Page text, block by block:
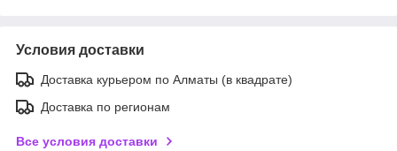
Условия доставки
Доставка курьером по Алматы (в квадрате)
Доставка по регионам
Все условия доставки